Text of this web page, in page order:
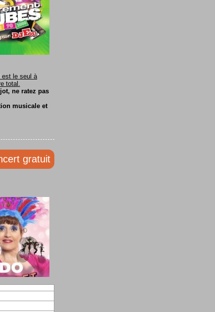
est le seul à
total.
ne ratez pas
musicale et
gratuit